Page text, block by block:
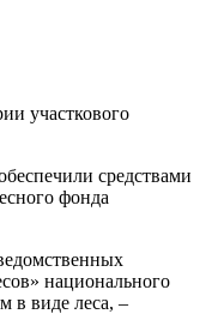
участкового
средствами
фонда
национального
в виде леса, –